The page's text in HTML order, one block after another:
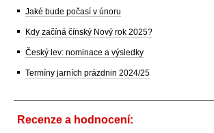
Jaké bude počasí v únoru
Kdy začíná čínský Nový rok 2025?
Český lev: nominace a výsledky
Termíny jarních prázdnin 2024/25
Recenze a hodnocení: